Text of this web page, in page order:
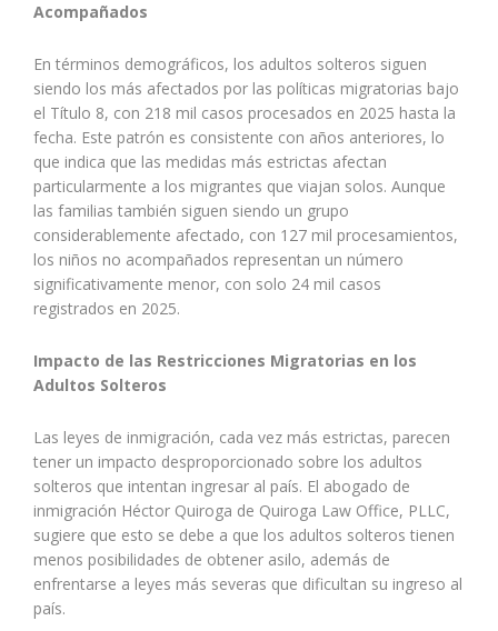
Acompañados
En términos demográficos, los adultos solteros siguen
siendo los más afectados por las políticas migratorias bajo
el Título 8, con 218 mil casos procesados en 2025 hasta la
fecha. Este patrón es consistente con años anteriores, lo
que indica que las medidas más estrictas afectan
particularmente a los migrantes que viajan solos. Aunque
las familias también siguen siendo un grupo
considerablemente afectado, con 127 mil procesamientos,
los niños no acompañados representan un número
significativamente menor, con solo 24 mil casos
registrados en 2025.
Impacto de las Restricciones Migratorias en los
Adultos Solteros
Las leyes de inmigración, cada vez más estrictas, parecen
tener un impacto desproporcionado sobre los adultos
solteros que intentan ingresar al país. El abogado de
inmigración Héctor Quiroga de Quiroga Law Office, PLLC,
sugiere que esto se debe a que los adultos solteros tienen
menos posibilidades de obtener asilo, además de
enfrentarse a leyes más severas que dificultan su ingreso al
país.